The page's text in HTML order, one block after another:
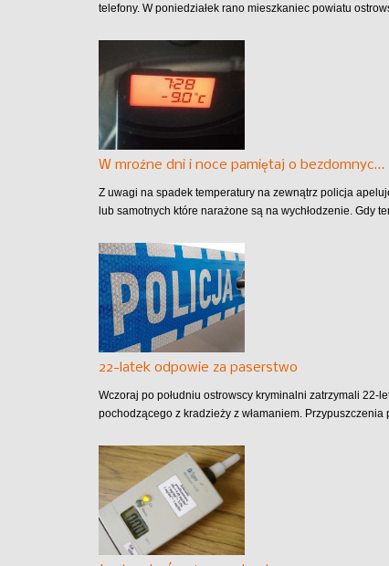
telefony. W poniedziałek rano mieszkaniec powiatu
W mroźne dni i noce pamiętaj o bezdomnyc…
Z uwagi na spadek temperatury na zewnątrz policja
lub samotnych które narażone są na wychłodzenie. Gdy
22-latek odpowie za paserstwo
Wczoraj po południu ostrowscy kryminalni zatrzymali
pochodzącego z kradzieży z włamaniem.